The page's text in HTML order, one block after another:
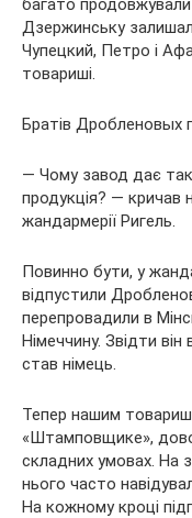
багато продовжували
Дзержинську
Чупецкий, Петро і
товариші.
Братів Дробленовых
— Чому завод дає
продукція? —
жандармерії Ригель.
Повинно бути, у
відпустили
перепровадили в
Німеччину. Звідти
став німець.
Тепер нашим
«Штамповщике»,
складних умовах. На
нього часто
На кожному кроці